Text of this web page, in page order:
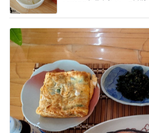
秋野暢子 お腹にいい和の朝食
Amebaトピックス 1日前